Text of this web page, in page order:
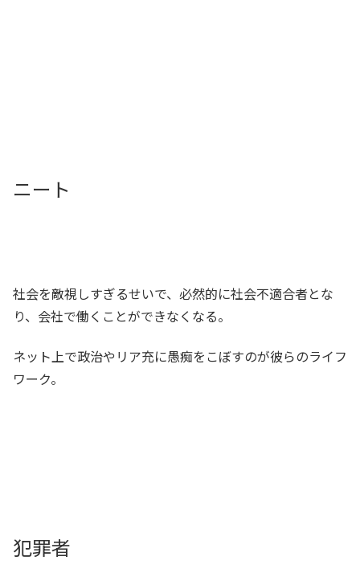
ニート
社会を敵視しすぎるせいで、必然的に社会不適合者とな
り、会社で働くことができなくなる。
ネット上で政治やリア充に愚痴をこぼすのが彼らのライフ
ワーク。
犯罪者